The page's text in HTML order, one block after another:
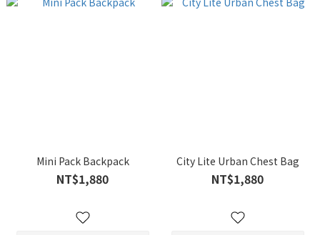
Mini Pack Backpack
NT$1,880
City Lite Urban Chest Bag
NT$1,880